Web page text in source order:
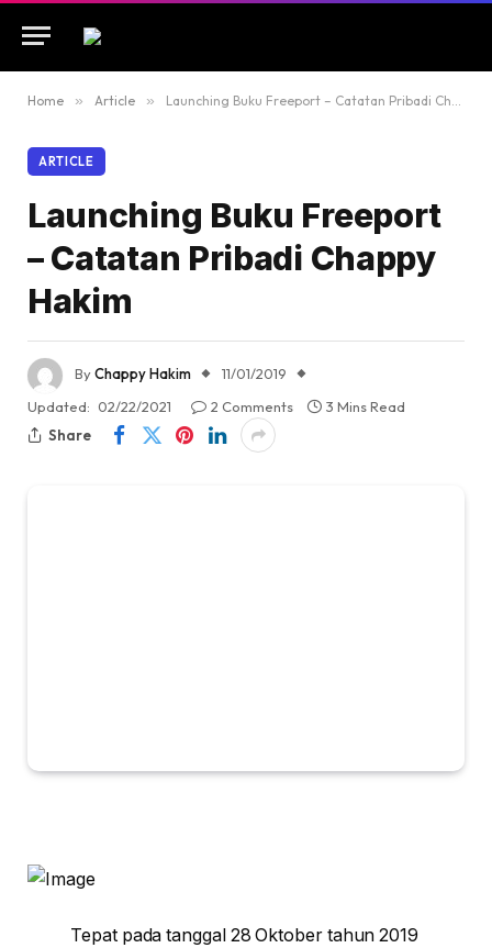
Home » Article » Launching Buku Freeport – Catatan Pribadi Chappy Hakim
ARTICLE
Launching Buku Freeport
– Catatan Pribadi Chappy
Hakim
ByChappy Hakim
11/01/2019
Updated: 02/22/2021 2 Comments
3 Mins Read
Share
Tepat pada tanggal 28 Oktober tahun 2019